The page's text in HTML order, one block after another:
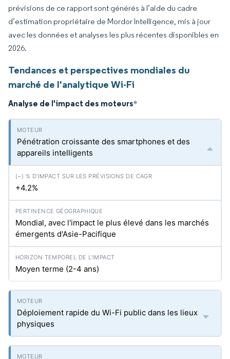
prévisions de ce rapport sont générés à l’aide du cadre
d’estimation propriétaire de Mordor Intelligence, mis à jour
avec les données et analyses les plus récentes disponibles en
2026.
Tendances et perspectives mondiales du
marché de l'analytique Wi-Fi
Analyse de l'impact des moteurs*
Pénétration croissante des smartphones et des
appareils intelligents
+4.2%
Mondial, avec l'impact le plus élevé dans les marchés
émergents d'Asie-Pacifique
Moyen terme (2-4 ans)
Déploiement rapide du Wi-Fi public dans les lieux
physiques